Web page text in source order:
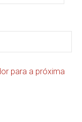
para a próxima